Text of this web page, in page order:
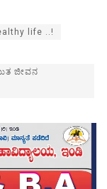
life ..!
ಜೀವನ